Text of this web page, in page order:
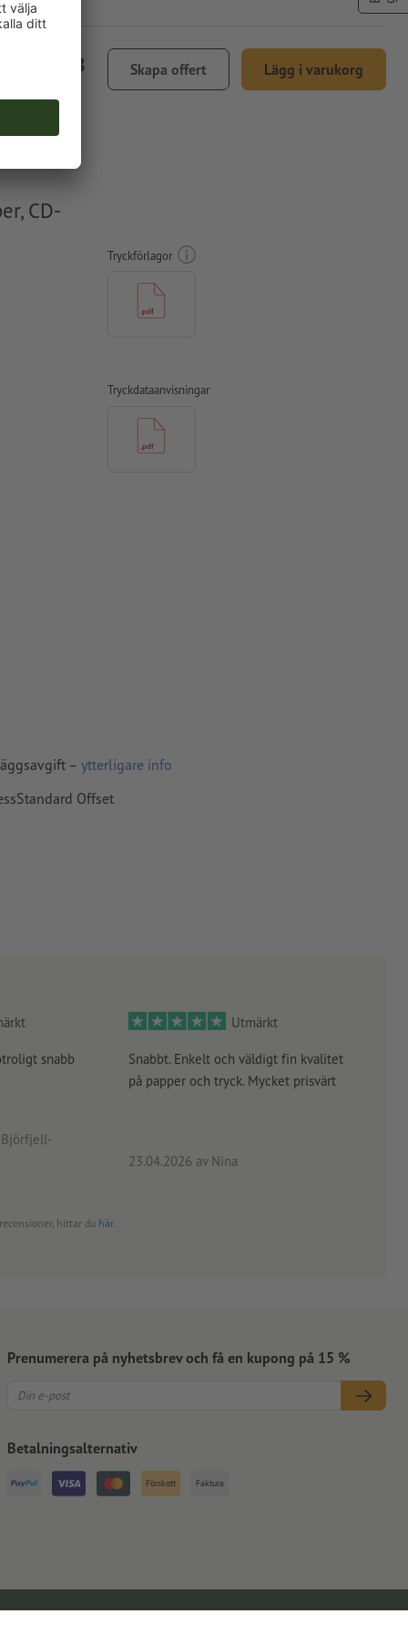
1.108,18 Skapa offert Lägg i varukorg
CD-
upp och
avstånd
Tryckförlagor
Tryckdataanvisningar
– ytterligare info
Offset
snabb
Björfjell-
Utmärkt
Snabbt. Enkelt och väldigt fin kvalitet
på papper och tryck. Mycket prisvärt
23.04.2026 av Nina
hittar du här.
Prenumerera på nyhetsbrev och få en kupong på 15 %
Betalningsalternativ
Förskott Faktura